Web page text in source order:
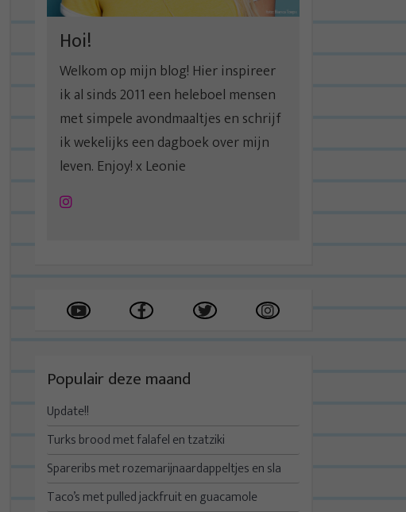
Hoi!
Welkom op mijn blog! Hier inspireer
ik al sinds 2011 een heleboel mensen
met simpele avondmaaltjes en schrijf
ik wekelijks een dagboek over mijn
leven. Enjoy! x Leonie
Instagram
Populair deze maand
Update!!
Turks brood met falafel en tzatziki
Spareribs met rozemarijnaardappeltjes en sla
Taco’s met pulled jackfruit en guacamole